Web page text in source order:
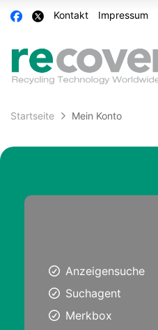
Accessibility
Modus
Navigation
zum
Auf
Auf
Kontakt Impressum
Startseite Mein Konto
Anzeigensuche
Suchagent
Merkbox